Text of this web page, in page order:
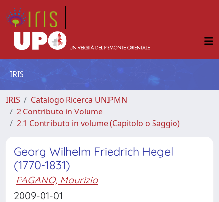
IRIS
IRIS
Catalogo Ricerca UNIPMN
2 Contributo in Volume
2.1 Contributo in volume (Capitolo o Saggio)
Georg Wilhelm Friedrich Hegel
(1770-1831)
PAGANO, Maurizio
2009-01-01